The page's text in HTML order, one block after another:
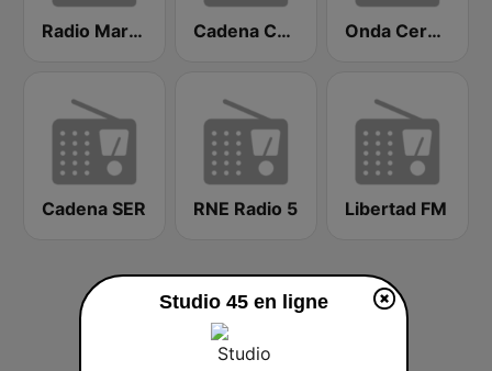
Radio Marca Nacional Cadena COPE Madrid Onda Cero Valencia
Cadena SER RNE Radio 5 Libertad FM
Studio 45 en ligne